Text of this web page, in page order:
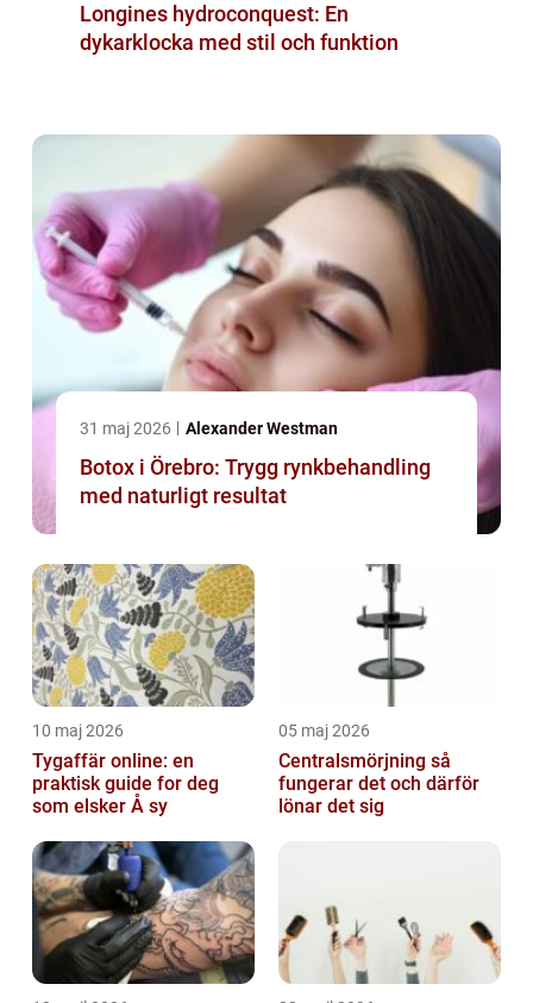
Longines hydroconquest: En
dykarklocka med stil och funktion
31 maj 2026 Alexander Westman
Botox i Örebro: Trygg rynkbehandling
med naturligt resultat
10 maj 2026
Tygaffär online: en
praktisk guide for deg
som elsker Å sy
05 maj 2026
Centralsmörjning så
fungerar det och därför
lönar det sig